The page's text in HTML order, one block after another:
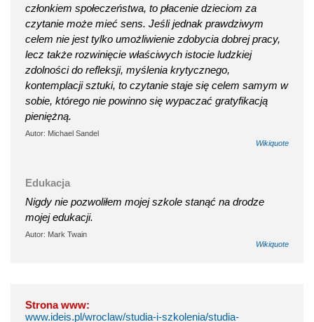
członkiem społeczeństwa, to płacenie dzieciom za
czytanie może mieć sens. Jeśli jednak prawdziwym
celem nie jest tylko umożliwienie zdobycia dobrej pracy,
lecz także rozwinięcie właściwych istocie ludzkiej
zdolności do refleksji, myślenia krytycznego,
kontemplacji sztuki, to czytanie staje się celem samym w
sobie, którego nie powinno się wypaczać gratyfikacją
pieniężną.
Autor: Michael Sandel
Wikiquote
Edukacja
Nigdy nie pozwoliłem mojej szkole stanąć na drodze
mojej edukacji.
Autor: Mark Twain
Wikiquote
Strona www:
www.ideis.pl/wroclaw/studia-i-szkolenia/studia-